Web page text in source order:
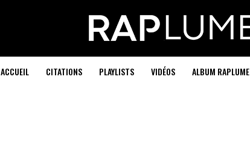
ACCUEIL CITATIONS PLAYLISTS VIDÉOS ALBUM RAPLUME